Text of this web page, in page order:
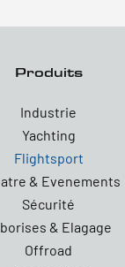
Produits
Industrie
Yachting
Flightsport
& Evenements
Sécurité
& Elagage
Offroad